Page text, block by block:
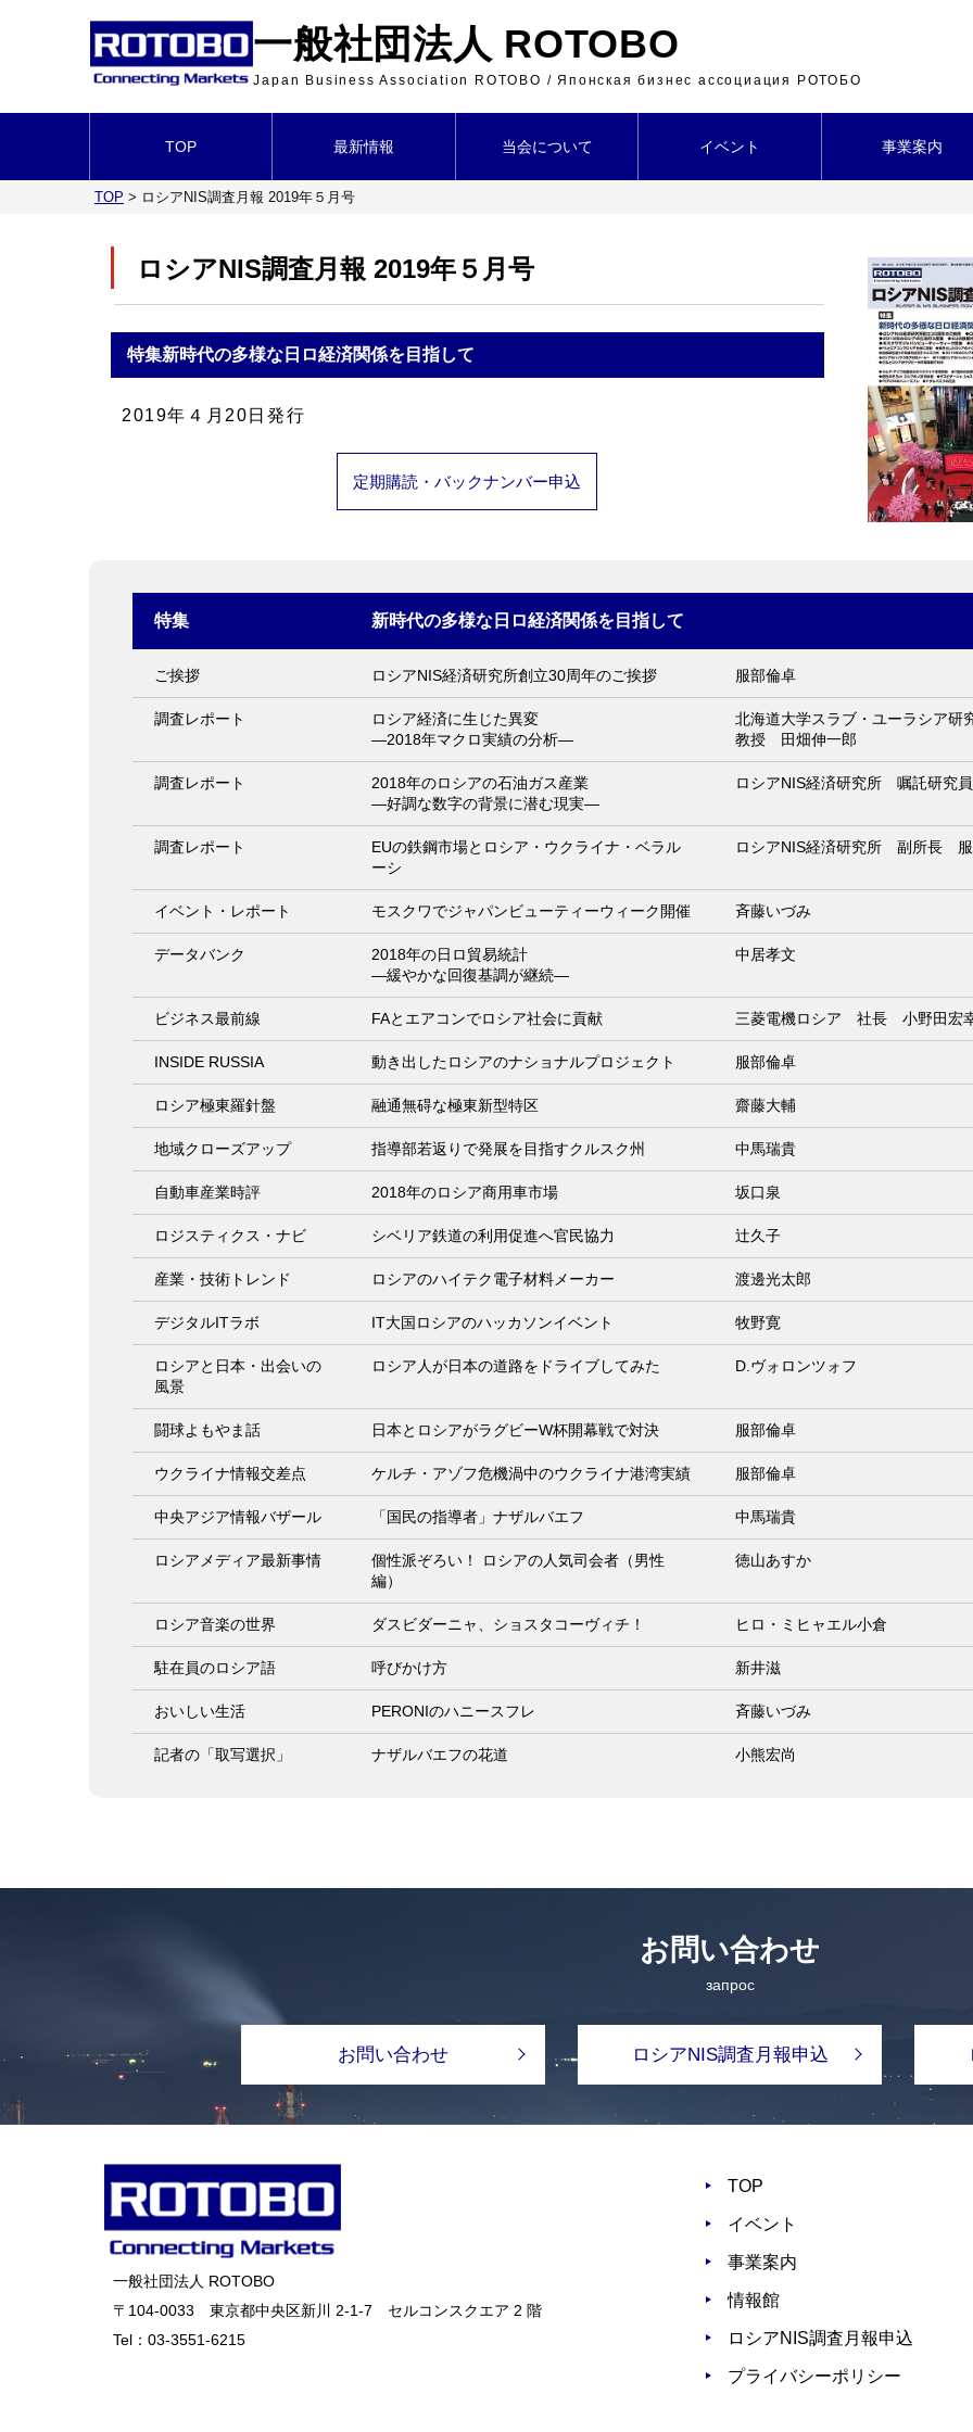
一般社団法人 ROTOBO
Japan Business Association ROTOBO / Японская бизнес ассоциация РОТОБО
TOP 最新情報 当会について イベント 事業案内
TOP > ロシアNIS調査月報 2019年５月号
ロシアNIS調査月報 2019年５月号
特集新時代の多様な日ロ経済関係を目指して
2019年４月20日発行
定期購読・バックナンバー申込
特集 新時代の多様な日ロ経済関係を目指して
ご挨拶 ロシアNIS経済研究所創立30周年のご挨拶 服部倫卓
調査レポート
ロシア経済に生じた異変
―2018年マクロ実績の分析―
北海道大学スラブ・ユーラシア
教授 田畑伸一郎
調査レポート
2018年のロシアの石油ガス産業
―好調な数字の背景に潜む現実―
ロシアNIS経済研究所 嘱託研究
調査レポート
EUの鉄鋼市場とロシア・ウクライナ・ベラル
ーシ
ロシアNIS経済研究所 副所長
イベント・レポート モスクワでジャパンビューティーウィーク開催 斉藤いづみ
データバンク
2018年の日ロ貿易統計
―緩やかな回復基調が継続―
中居孝文
ビジネス最前線 FAとエアコンでロシア社会に貢献 三菱電機ロシア 社長 小野田宏
INSIDE RUSSIA 動き出したロシアのナショナルプロジェクト 服部倫卓
ロシア極東羅針盤 融通無碍な極東新型特区 齋藤大輔
地域クローズアップ 指導部若返りで発展を目指すクルスク州 中馬瑞貴
自動車産業時評 2018年のロシア商用車市場 坂口泉
ロジスティクス・ナビ シベリア鉄道の利用促進へ官民協力 辻久子
産業・技術トレンド ロシアのハイテク電子材料メーカー 渡邊光太郎
デジタルITラボ IT大国ロシアのハッカソンイベント 牧野寛
ロシアと日本・出会いの
風景
ロシア人が日本の道路をドライブしてみた D.ヴォロンツォフ
闘球よもやま話 日本とロシアがラグビーW杯開幕戦で対決 服部倫卓
ウクライナ情報交差点 ケルチ・アゾフ危機渦中のウクライナ港湾実績 服部倫卓
中央アジア情報バザール 「国民の指導者」ナザルバエフ 中馬瑞貴
ロシアメディア最新事情
個性派ぞろい！ ロシアの人気司会者（男性
編）
徳山あすか
ロシア音楽の世界 ダスビダーニャ、ショスタコーヴィチ！ ヒロ・ミヒャエル小倉
駐在員のロシア語 呼びかけ方 新井滋
おいしい生活 PERONIのハニースフレ 斉藤いづみ
記者の「取写選択」 ナザルバエフの花道 小熊宏尚
お問い合わせ
запрос
お問い合わせ ロシアNIS調査月報申込
一般社団法人 ROTOBO
〒104-0033 東京都中央区新川 2-1-7 セルコンスクエア 2 階
Tel： 03-3551-6215
TOP
イベント
事業案内
情報館
ロシアNIS調査月報申込
プライバシーポリシー